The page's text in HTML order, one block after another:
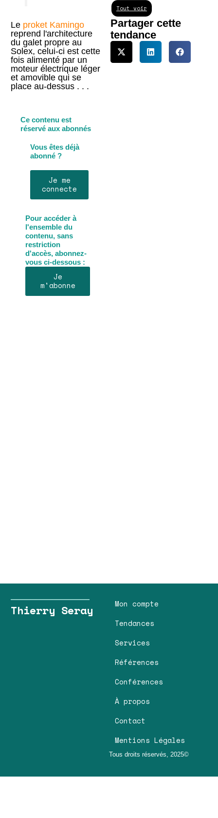
Le proket Kamingo
reprend l'architecture
du galet propre au
Solex, celui-ci est cette
fois alimenté par un
moteur électrique léger
et amovible qui se
place au-dessus . . .
Ce contenu est
réservé aux abonnés
Vous êtes déjà
abonné ?
Je me
connecte
Pour accéder à
l'ensemble du
contenu, sans
restriction
d'accès, abonnez-
vous ci-dessous :
Je
m'abonne
Tout voir
Partager cette
tendance
Thierry Seray
Mon compte
Tendances
Services
Références
Conférences
À propos
Contact
Mentions Légales
Tous droits réservés, 2025©